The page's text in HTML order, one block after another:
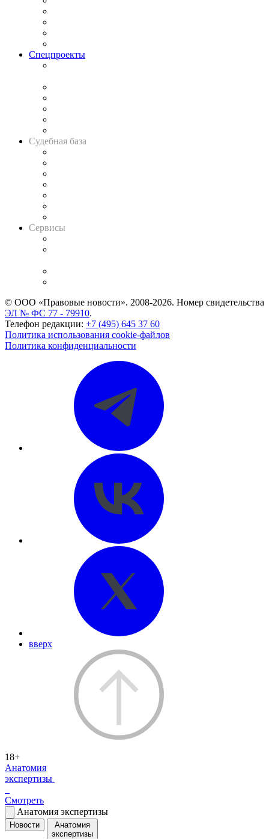
Спецпроекты
Судебная база
Сервисы
© ООО «Правовые новости». 2008-2026. Номер свидетельства
ЭЛ № ФС 77 - 79910.
Телефон редакции: +7 (495) 645 37 60
Политика использования cookie-файлов
Политика конфиденциальности
вверх
18+
Анатомия
экспертизы
Смотреть
Анатомия экспертизы
Новости
Анатомия
экспертизы